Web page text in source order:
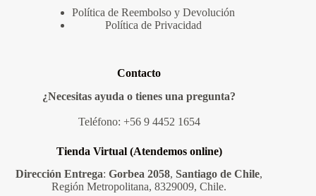
Política de Reembolso y Devolución
Política de Privacidad
Contacto
¿Necesitas ayuda o tienes una pregunta?
Teléfono: +56 9 4452 1654
Tienda Virtual (Atendemos online)
Dirección Entrega:Gorbea 2058,Santiago de Chile,
Región Metropolitana, 8329009, Chile.